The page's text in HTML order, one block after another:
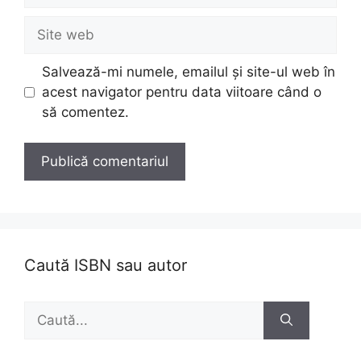
web
Salvează-mi numele, emailul și site-ul web în
acest navigator pentru data viitoare când o
să comentez.
Caută ISBN sau autor
Caută